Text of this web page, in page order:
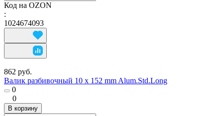
Код на OZON
:
1024674093
862 руб.
Валик разбивочный 10 х 152 mm Alum.Std.Long
0
0
В корзину